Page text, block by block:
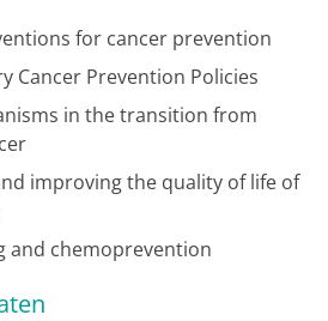
for cancer prevention
Cancer Prevention Policies
in the transition from
improving the quality of life of
and chemoprevention